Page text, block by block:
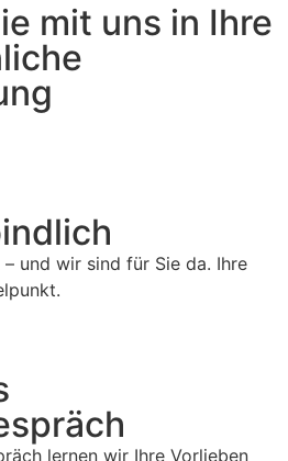
mit uns in Ihre
und wir sind für Sie da. Ihre
lernen wir Ihre Vorlieben